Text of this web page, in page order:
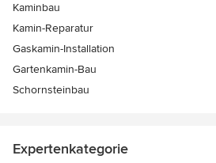
Kaminbau
Kamin-Reparatur
Gaskamin-Installation
Gartenkamin-Bau
Schornsteinbau
Expertenkategorie